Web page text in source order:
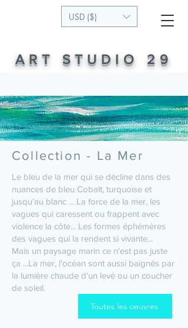
USD ($)
ART STUDIO 29
Collection - La Mer
Le bleu de la mer qui se décline dans des
nuances de bleu Cobalt, turquoise et
jusqu’au blanc ... La force de la mer, les
vagues qui caressent ou frappent avec
violence la côte... Les formes éphémères
des vagues qui la rendent si vivante...
Mais un paysage marin ce n'est pas juste
ça ...La mer, l'océan sont aussi baignés par
la lumière chaude d'un levé ou un coucher
de soleil.
Toutes les oeuvres